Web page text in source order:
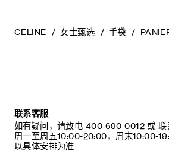
CELINE 女士甄选 手袋
联系客服
如有疑问，请致电 400 690 0012 或 联
周一至周五10:00-20:00，周末10:00-
以具体安排为准